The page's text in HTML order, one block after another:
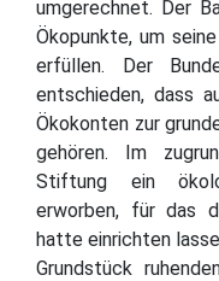
umgerechnet. Der
Ökopunkte, um
erfüllen. Der
entschieden, dass
Ökokonten zur
gehören. Im
Stiftung ein
erworben, für das
hatte einrichten
Grundstück